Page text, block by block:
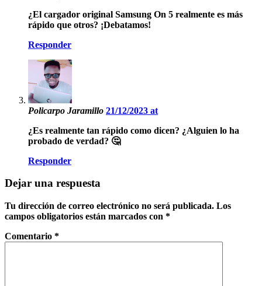
¿El cargador original Samsung On 5 realmente es más
rápido que otros? ¡Debatamos!
Responder
Policarpo Jaramillo 21/12/2023 at
¿Es realmente tan rápido como dicen? ¿Alguien lo ha
probado de verdad? 🤔
Responder
Dejar una respuesta
Tu dirección de correo electrónico no será publicada. Los
campos obligatorios están marcados con *
Comentario *